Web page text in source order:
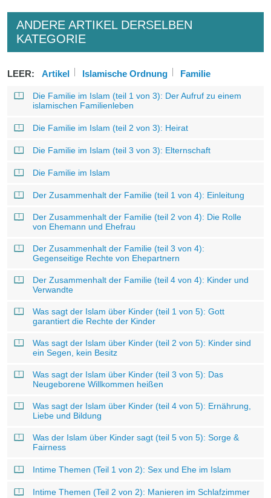
ANDERE ARTIKEL DERSELBEN
KATEGORIE
LEER: Artikel Islamische Ordnung Familie
Die Familie im Islam (teil 1 von 3): Der Aufruf zu einem
islamischen Familienleben
Die Familie im Islam (teil 2 von 3): Heirat
Die Familie im Islam (teil 3 von 3): Elternschaft
Die Familie im Islam
Der Zusammenhalt der Familie (teil 1 von 4): Einleitung
Der Zusammenhalt der Familie (teil 2 von 4): Die Rolle
von Ehemann und Ehefrau
Der Zusammenhalt der Familie (teil 3 von 4):
Gegenseitige Rechte von Ehepartnern
Der Zusammenhalt der Familie (teil 4 von 4): Kinder und
Verwandte
Was sagt der Islam über Kinder (teil 1 von 5): Gott
garantiert die Rechte der Kinder
Was sagt der Islam über Kinder (teil 2 von 5): Kinder sind
ein Segen, kein Besitz
Was sagt der Islam über Kinder (teil 3 von 5): Das
Neugeborene Willkommen heißen
Was sagt der Islam über Kinder (teil 4 von 5): Ernährung,
Liebe und Bildung
Was der Islam über Kinder sagt (teil 5 von 5): Sorge &
Fairness
Intime Themen (Teil 1 von 2): Sex und Ehe im Islam
Intime Themen (Teil 2 von 2): Manieren im Schlafzimmer